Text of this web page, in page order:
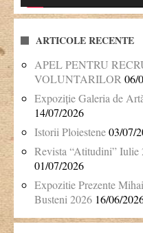
ARTICOLE RECENTE
APEL PENTRU
VOLUNTARILOR 06/
Expoziție Galeria de
14/07/2026
Istorii Ploiestene03/07/
Revista “Atitudini” Iulie
01/07/2026
Expozitie Prezente
Busteni 2026 16/06/